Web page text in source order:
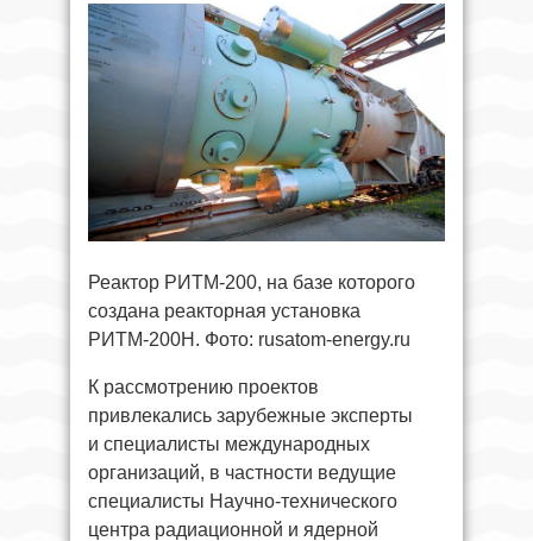
Реактор РИТМ-200, на базе которого
создана реакторная установка
РИТМ-200Н. Фото: rusatom-energy.ru
К рассмотрению проектов
привлекались зарубежные эксперты
и специалисты международных
организаций, в частности ведущие
специалисты Научно-технического
центра радиационной и ядерной